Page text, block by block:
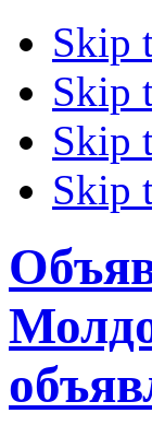
Skip
Skip
Skip
Skip